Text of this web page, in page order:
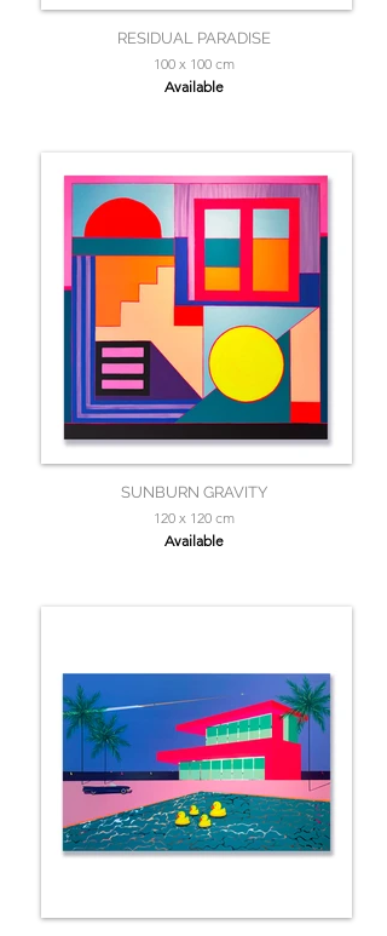
RESIDUAL PARADISE
100 x 100 cm
Available
SUNBURN GRAVITY
120 x 120 cm
Available